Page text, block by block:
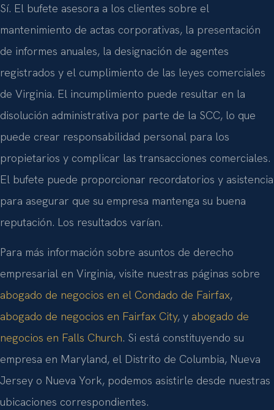
Sí. El bufete asesora a los clientes sobre el
mantenimiento de actas corporativas, la presentación
de informes anuales, la designación de agentes
registrados y el cumplimiento de las leyes comerciales
de Virginia. El incumplimiento puede resultar en la
disolución administrativa por parte de la SCC, lo que
puede crear responsabilidad personal para los
propietarios y complicar las transacciones comerciales.
El bufete puede proporcionar recordatorios y asistencia
para asegurar que su empresa mantenga su buena
reputación. Los resultados varían.
Para más información sobre asuntos de derecho
empresarial en Virginia, visite nuestras páginas sobre
abogado de negocios en el Condado de Fairfax,
abogado de negocios en Fairfax City, y abogado de
negocios en Falls Church. Si está constituyendo su
empresa en Maryland, el Distrito de Columbia, Nueva
Jersey o Nueva York, podemos asistirle desde nuestras
ubicaciones correspondientes.